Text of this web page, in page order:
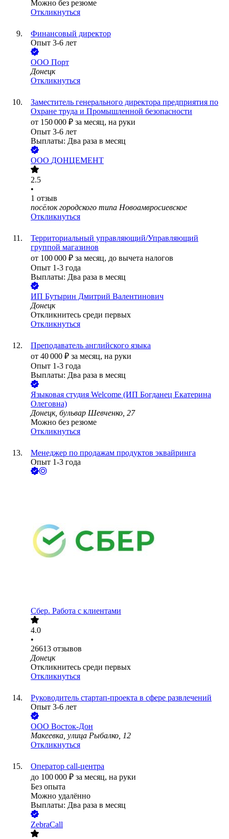
Можно без резюме
Откликнуться
Финансовый директор
Опыт 3-6 лет
ООО Порт
Донецк
Откликнуться
Заместитель генерального директора предприятия по
Охране труда и Промышленной безопасности
от 150 000 ₽ за месяц, на руки
Опыт 3-6 лет
Выплаты: Два раза в месяц
ООО ДОНЦЕМЕНТ
2.5
•
1 отзыв
посёлок городского типа Новоамвросиевское
Откликнуться
Территориальный управляющий/Управляющий
группой магазинов
от 100 000 ₽ за месяц, до вычета налогов
Опыт 1-3 года
Выплаты: Два раза в месяц
ИП Бутырин Дмитрий Валентинович
Донецк
Откликнитесь среди первых
Откликнуться
Преподаватель английского языка
от 40 000 ₽ за месяц, на руки
Опыт 1-3 года
Выплаты: Два раза в месяц
Языковая студия Welcome (ИП Богданец Екатерина
Олеговна)
Донецк, бульвар Шевченко, 27
Можно без резюме
Откликнуться
Менеджер по продажам продуктов эквайринга
Опыт 1-3 года
Сбер. Работа с клиентами
4.0
•
26613 отзывов
Донецк
Откликнитесь среди первых
Откликнуться
Руководитель стартап-проекта в сфере развлечений
Опыт 3-6 лет
ООО Восток-Дон
Макеевка, улица Рыбалко, 12
Откликнуться
Оператор call-центра
до 100 000 ₽ за месяц, на руки
Без опыта
Можно удалённо
Выплаты: Два раза в месяц
ZebraCall